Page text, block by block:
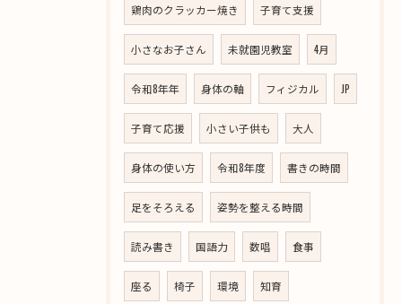
鶏肉のクラッカー焼き 子育て支援
小さなお子さん 未就園児教室 4月
令和8年年 身体の軸 フィジカル JP
子育て応援 小さい子供も 大人
身体の使い方 令和8年度 書きの時間
足をそろえる 姿勢を整える時間
読み書き 国語力 数唱 食事
座る 椅子 環境 知育